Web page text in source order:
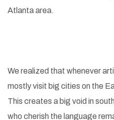
Atlanta area.
We realized that whenever
mostly visit big cities on the
This creates a big void in
who cherish the language